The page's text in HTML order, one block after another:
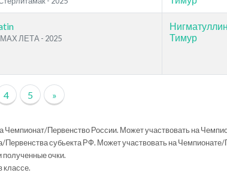
ЛЕТА - 2025
Нигматуллин
Тимур
4 5 »
Чемпионат/Первенство России. Может участвовать на
Первенства субьекта РФ. Может участвовать на Чемпионате/
полученные очки.
классе.